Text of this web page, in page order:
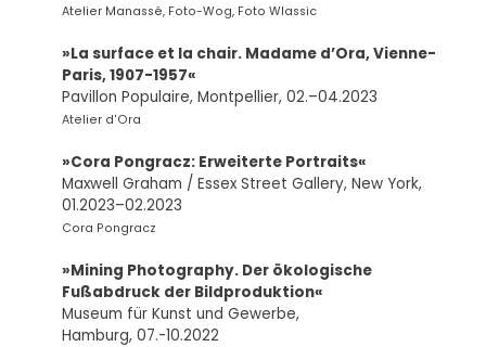
Atelier Manassé, Foto-Wog, Foto Wlassic
»La surface et la chair. Madame d’Ora, Vienne-
Paris, 1907-1957«
Pavillon Populaire, Montpellier, 02.–04.2023
Atelier d'Ora
»Cora Pongracz: Erweiterte Portraits«
Maxwell Graham / Essex Street Gallery, New York,
01.2023–02.2023
Cora Pongracz
»Mining Photography. Der ökologische
Fußabdruck der Bildproduktion«
Museum für Kunst und Gewerbe,
Hamburg, 07.-10.2022